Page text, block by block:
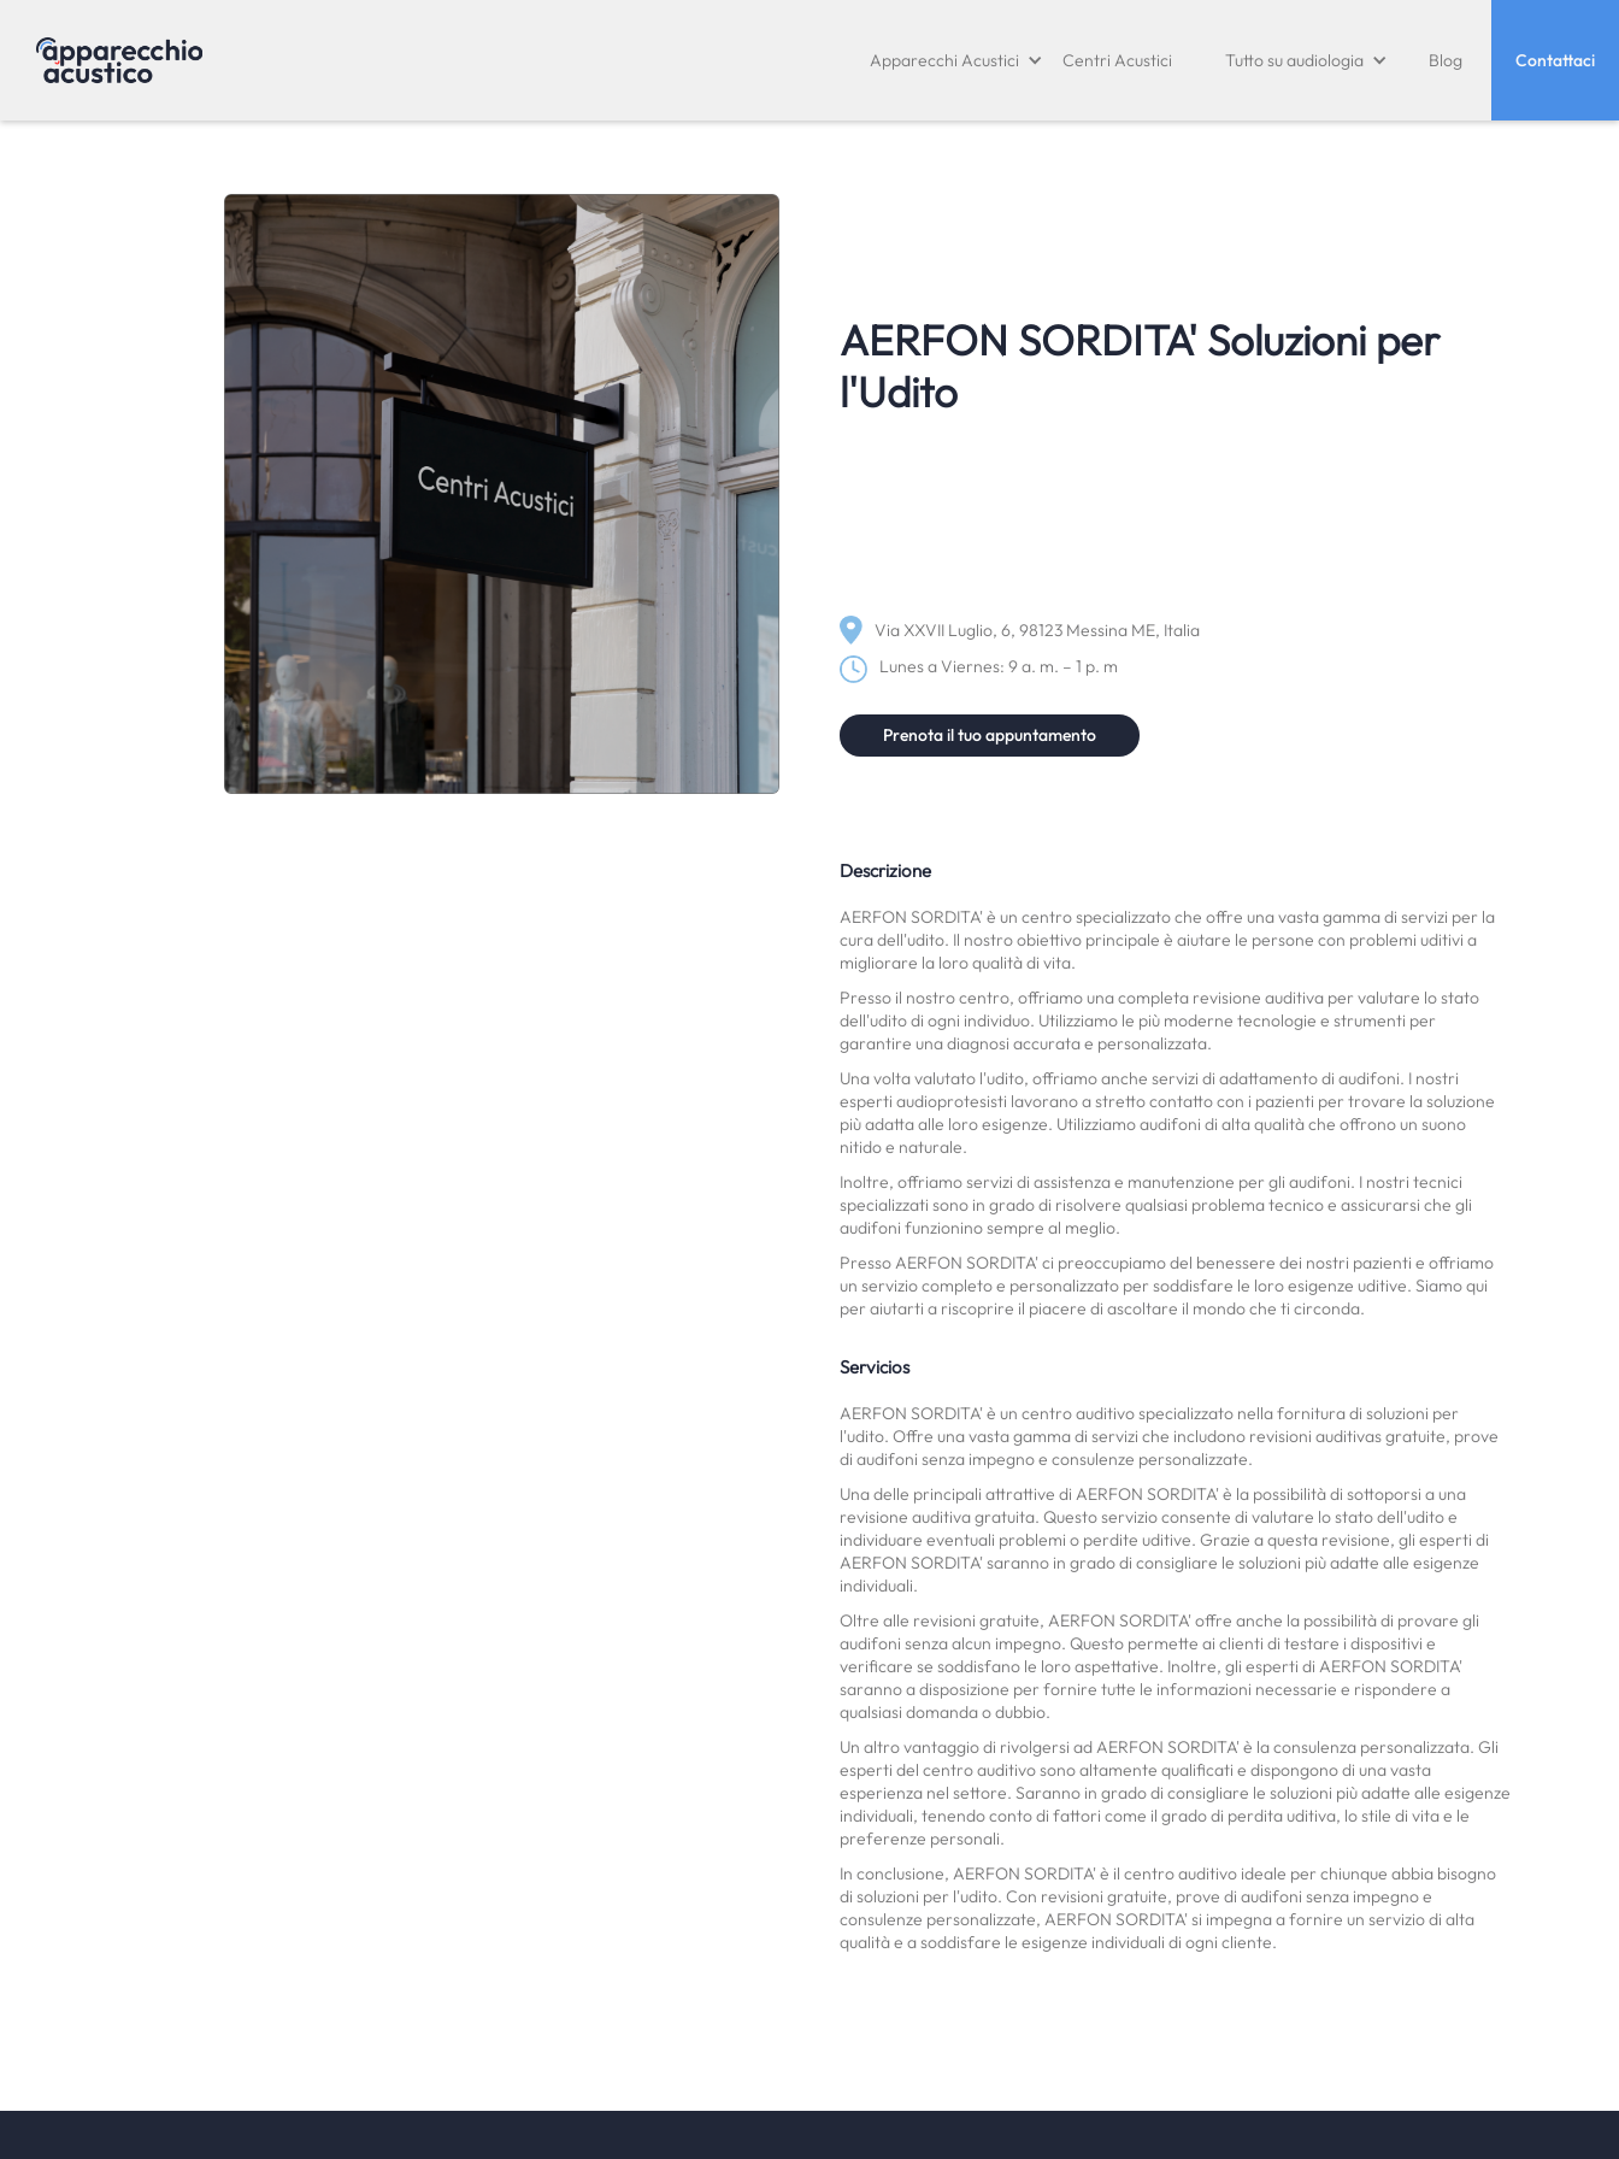
Apparecchi Acustici Centri Acustici Tutto su audiologia Blog Contattaci
AERFON SORDITA' Soluzioni per
l'Udito
Via XXVII Luglio, 6, 98123 Messina ME, Italia
Lunes a Viernes: 9 a. m. – 1 p. m
Prenota il tuo appuntamento
Descrizione
AERFON SORDITA' è un centro specializzato che offre una vasta gamma di servizi per la
cura dell'udito. Il nostro obiettivo principale è aiutare le persone con problemi uditivi a
migliorare la loro qualità di vita.
Presso il nostro centro, offriamo una completa revisione auditiva per valutare lo stato
dell'udito di ogni individuo. Utilizziamo le più moderne tecnologie e strumenti per
garantire una diagnosi accurata e personalizzata.
Una volta valutato l'udito, offriamo anche servizi di adattamento di audifoni. I nostri
esperti audioprotesisti lavorano a stretto contatto con i pazienti per trovare la soluzione
più adatta alle loro esigenze. Utilizziamo audifoni di alta qualità che offrono un suono
nitido e naturale.
Inoltre, offriamo servizi di assistenza e manutenzione per gli audifoni. I nostri tecnici
specializzati sono in grado di risolvere qualsiasi problema tecnico e assicurarsi che gli
audifoni funzionino sempre al meglio.
Presso AERFON SORDITA' ci preoccupiamo del benessere dei nostri pazienti e offriamo
un servizio completo e personalizzato per soddisfare le loro esigenze uditive. Siamo qui
per aiutarti a riscoprire il piacere di ascoltare il mondo che ti circonda.
Servicios
AERFON SORDITA' è un centro auditivo specializzato nella fornitura di soluzioni per
l'udito. Offre una vasta gamma di servizi che includono revisioni auditivas gratuite, prove
di audifoni senza impegno e consulenze personalizzate.
Una delle principali attrattive di AERFON SORDITA' è la possibilità di sottoporsi a una
revisione auditiva gratuita. Questo servizio consente di valutare lo stato dell'udito e
individuare eventuali problemi o perdite uditive. Grazie a questa revisione, gli esperti di
AERFON SORDITA' saranno in grado di consigliare le soluzioni più adatte alle esigenze
individuali.
Oltre alle revisioni gratuite, AERFON SORDITA' offre anche la possibilità di provare gli
audifoni senza alcun impegno. Questo permette ai clienti di testare i dispositivi e
verificare se soddisfano le loro aspettative. Inoltre, gli esperti di AERFON SORDITA'
saranno a disposizione per fornire tutte le informazioni necessarie e rispondere a
qualsiasi domanda o dubbio.
Un altro vantaggio di rivolgersi ad AERFON SORDITA' è la consulenza personalizzata. Gli
esperti del centro auditivo sono altamente qualificati e dispongono di una vasta
esperienza nel settore. Saranno in grado di consigliare le soluzioni più adatte alle esigenze
individuali, tenendo conto di fattori come il grado di perdita uditiva, lo stile di vita e le
preferenze personali.
In conclusione, AERFON SORDITA' è il centro auditivo ideale per chiunque abbia bisogno
di soluzioni per l'udito. Con revisioni gratuite, prove di audifoni senza impegno e
consulenze personalizzate, AERFON SORDITA' si impegna a fornire un servizio di alta
qualità e a soddisfare le esigenze individuali di ogni cliente.